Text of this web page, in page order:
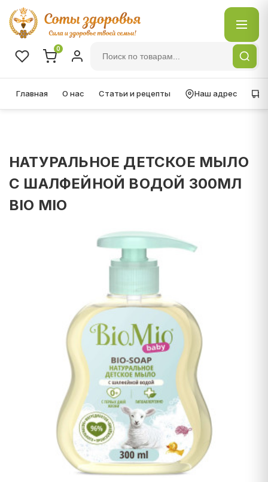
0
Главная О нас Статьи и рецепты Наш адрес
НАТУРАЛЬНОЕ ДЕТСКОЕ МЫЛО
С ШАЛФЕЙНОЙ ВОДОЙ 300МЛ
BIO MIO